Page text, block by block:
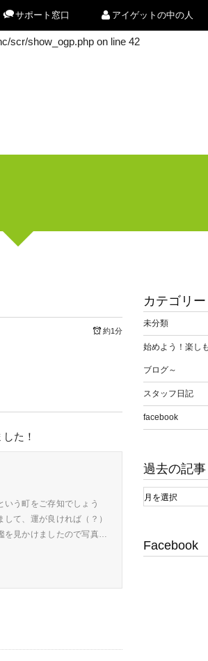
scr/show_ogp.php on line 42
scr/show_ogp.php on line 42
サポート窓口 アイゲットの中の人
約1分
た！
う町をご存知でしょう
て、運が良ければ（？）
を見かけましたので写真…
カテゴリー
未分類
始めよう！楽し
ブログ～
スタッフ日記
facebook
過去の記事
Facebook